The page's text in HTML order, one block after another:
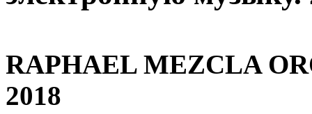
RAPHAEL MEZCLA
2018